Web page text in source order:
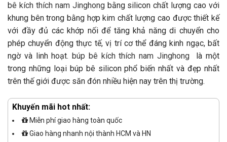
bê kích thích nam Jinghong bằng silicon chất lượng cao với
khung bên trong bằng hợp kim chất lượng cao được thiết kế
với đầy đủ các khớp nối để tăng khả năng di chuyển cho
phép chuyển động thực tế, vị trí cơ thể đáng kinh ngạc, bất
ngờ và linh hoạt. búp bê kích thích nam Jinghong
là một
trong những loại búp bê silicon phổ biến nhất và đẹp nhất
trên thế giới được săn đón nhiều hiện nay trên thị trường.
Khuyến mãi hot nhất:
Miễn phí giao hàng toàn quốc
Giao hàng nhanh nội thành HCM và HN